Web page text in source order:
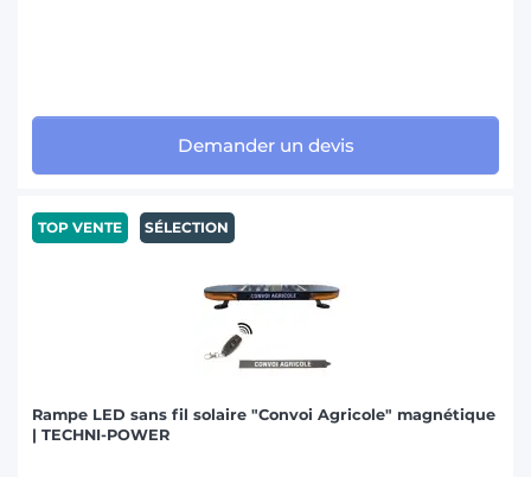
Demander un devis
TOP VENTE SÉLECTION
Rampe LED sans fil solaire "Convoi Agricole" magnétique
| TECHNI-POWER